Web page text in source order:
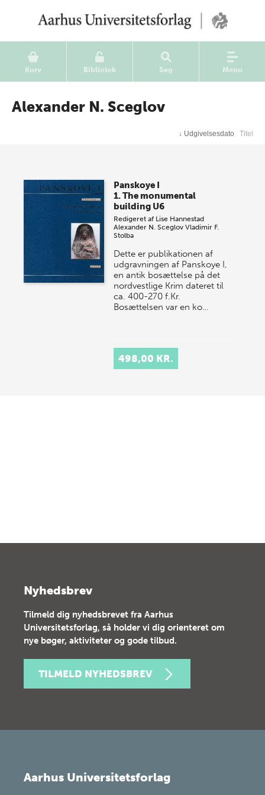
Kurv Bibliotek Søg Menu
Alexander N. Sceglov
↓ Udgivelsesdato Titel
Panskoye I
1. The monumental
building U6
Redigeret af Lise Hannestad
Alexander N. Sceglov Vladimir F.
Stolba
Dette er publikationen af
udgravningen af Panskoye I,
en antik bosættelse på det
nordvestlige Krim dateret til
ca. 400-270 f.Kr.
Bosættelsen var en ko…
498,00 KR.
Nyhedsbrev
Tilmeld dig nyhedsbrevet fra Aarhus
Universitetsforlag, så holder vi dig orienteret om
nye bøger, aktiviteter og gode tilbud.
TILMELD NYHEDSBREV
Aarhus Universitetsforlag